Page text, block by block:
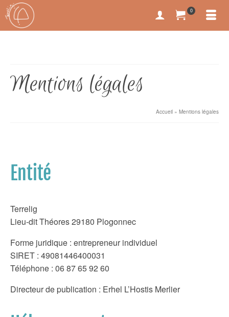
0
Mentions légales
Accueil » Mentions légales
Entité
Terrelig
Lieu-dit Théores 29180 Plogonnec
Forme juridique : entrepreneur individuel
SIRET : 49081446400031
Téléphone : 06 87 65 92 60
Directeur de publication : Erhel L’Hostis Merlier